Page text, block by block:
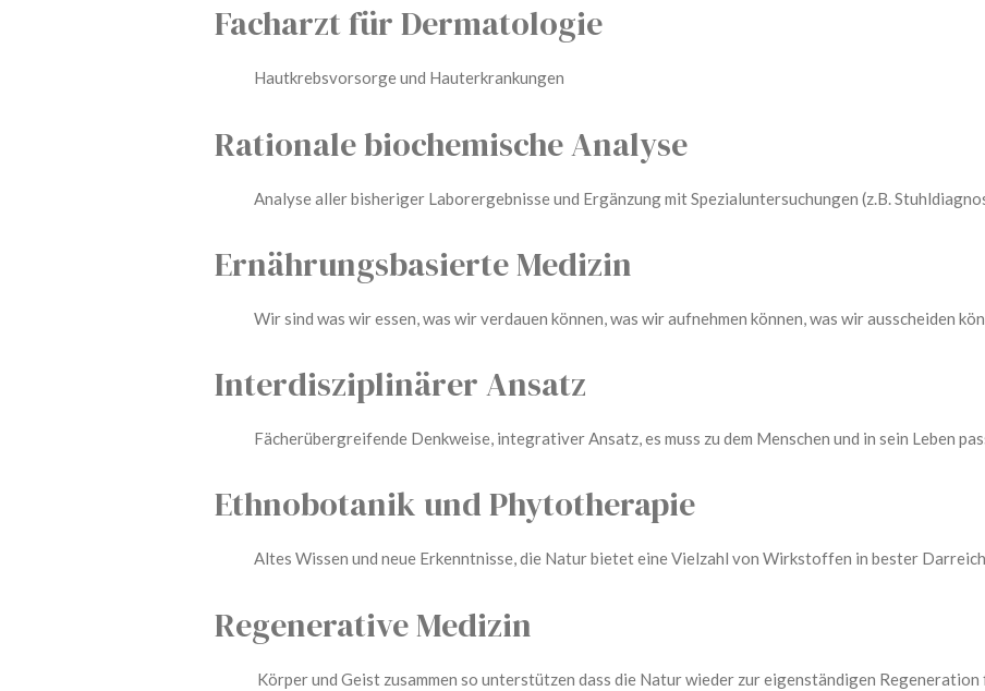
Facharzt für Dermatologie
Hautkrebsvorsorge und Hauterkrankungen
Rationale biochemische Analyse
Analyse aller bisheriger Laborergebnisse und Ergänzung mit Spezialuntersuchungen (z.B.
Ernährungsbasierte Medizin
Wir sind was wir essen, was wir verdauen können, was wir aufnehmen können, was wir ausscheiden
Interdisziplinärer Ansatz
Fächerübergreifende Denkweise, integrativer Ansatz, es muss zu dem Menschen und in sein Leben
Ethnobotanik und Phytotherapie
Altes Wissen und neue Erkenntnisse, die Natur bietet eine Vielzahl von Wirkstoffen in bester
Regenerative Medizin
Körper und Geist zusammen so unterstützen dass die Natur wieder zur eigenständigen Regeneration